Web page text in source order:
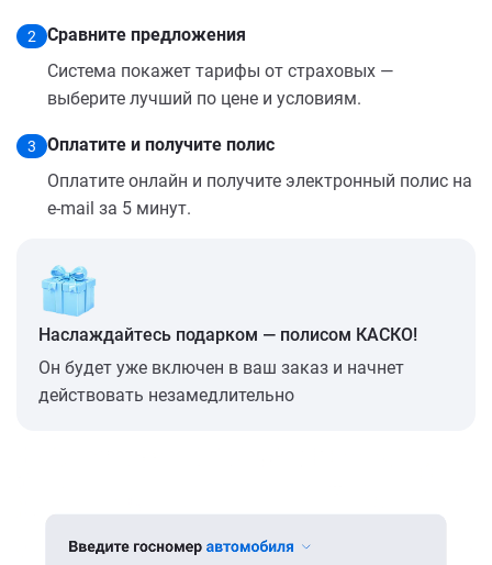
2
Сравните предложения
Система покажет тарифы от страховых —
выберите лучший по цене и условиям.
3
Оплатите и получите полис
Оплатите онлайн и получите электронный полис на
e-mail за 5 минут.
Наслаждайтесь подарком — полисом КАСКО!
Он будет уже включен в ваш заказ и начнет
действовать незамедлительно